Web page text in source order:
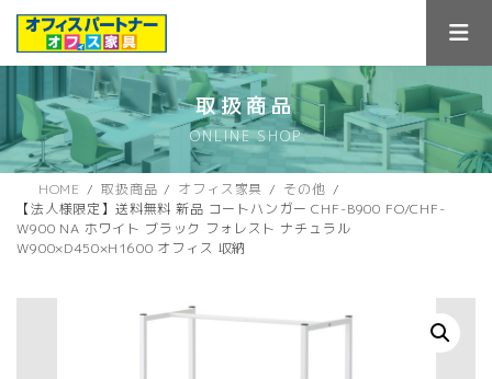
ス
キ
ン
に
取扱商品
ONLINE SHOP
HOME 取扱商品 オフィス家具
その他
【法人様限定】送料無料 新品 コートハンガー CHF-B900 FO/CHF-
W900 NA ホワイト ブラック フォレスト ナチュラル
W900×D450×H1600 オフィス 収納